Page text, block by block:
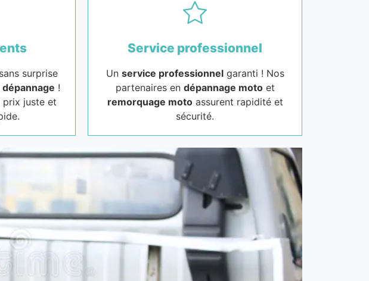
surprise
!
prix juste et
Service professionnel
Un service professionnelgaranti ! Nos
partenaires en dépannage motoet
remorquage motoassurent rapidité et
sécurité.